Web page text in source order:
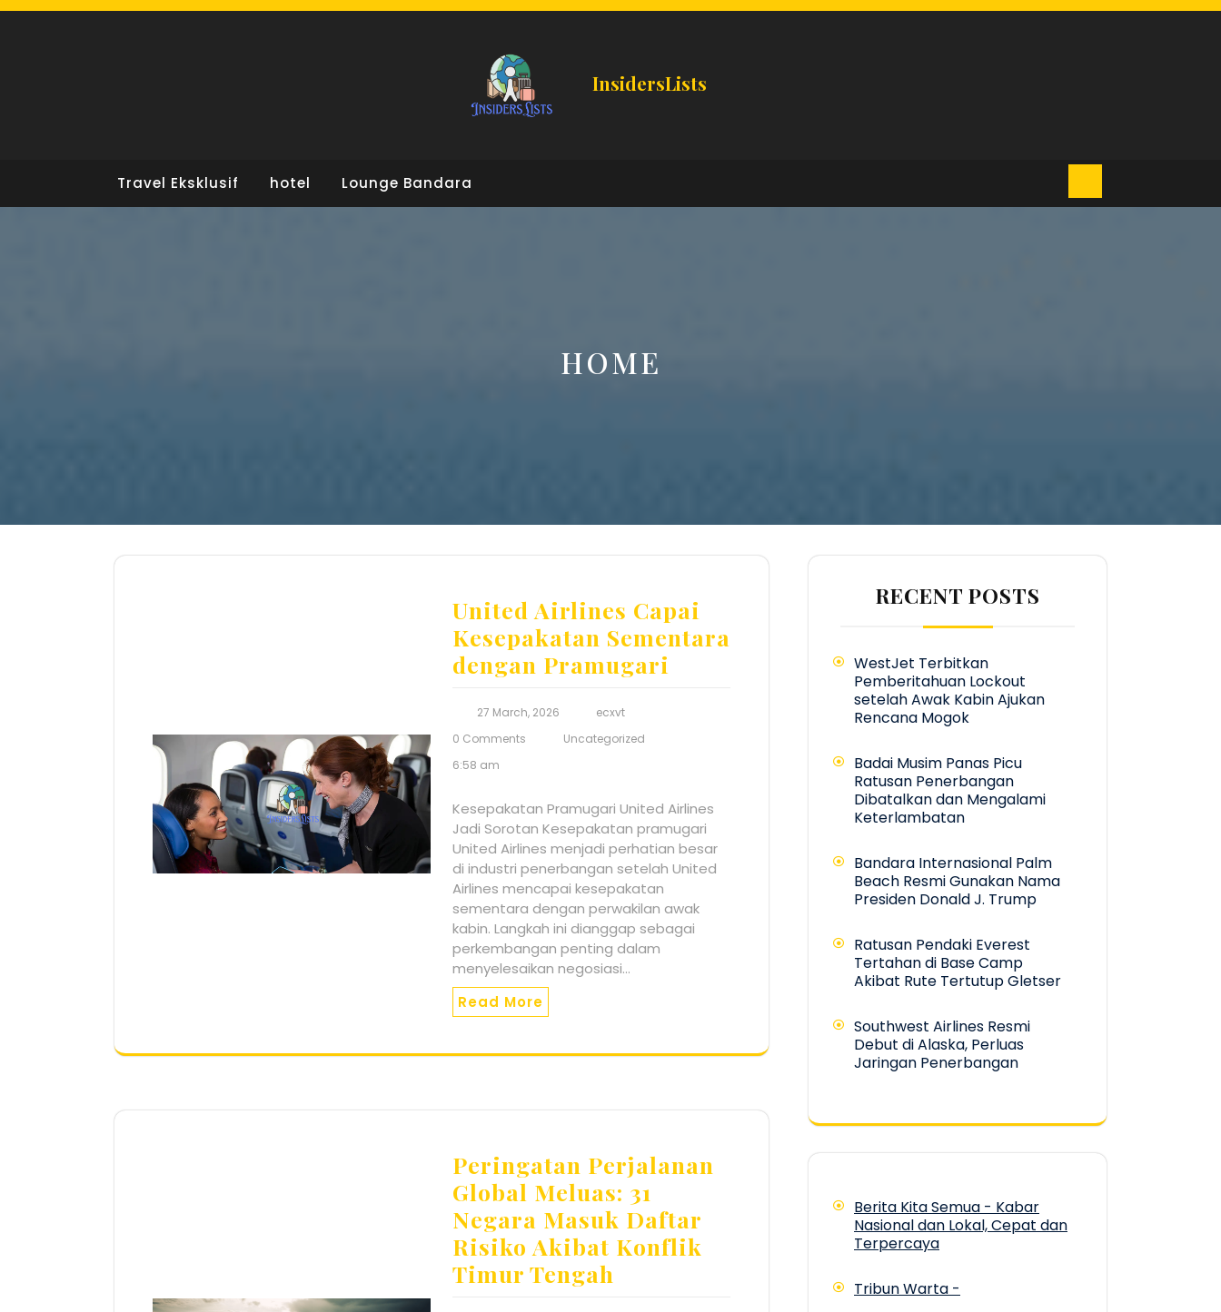
Skip
InsidersLists
Travel Eksklusif hotel Lounge Bandara
HOME
United Airlines Capai
Kesepakatan Sementara
dengan Pramugari
27 March, 2026
ecxvt
0 Comments
Uncategorized
6:58 am
Kesepakatan Pramugari United Airlines
Jadi Sorotan Kesepakatan pramugari
United Airlines menjadi perhatian besar
di industri penerbangan setelah United
Airlines mencapai kesepakatan
sementara dengan perwakilan awak
kabin. Langkah ini dianggap sebagai
perkembangan penting dalam
menyelesaikan negosiasi…
Read More
Peringatan Perjalanan
Global Meluas: 31
Negara Masuk Daftar
Risiko Akibat Konflik
Timur Tengah
RECENT POSTS
WestJet Terbitkan
Pemberitahuan Lockout
setelah Awak Kabin Ajukan
Rencana Mogok
Badai Musim Panas Picu
Ratusan Penerbangan
Dibatalkan dan Mengalami
Keterlambatan
Bandara Internasional Palm
Beach Resmi Gunakan Nama
Presiden Donald J. Trump
Ratusan Pendaki Everest
Tertahan di Base Camp
Akibat Rute Tertutup Gletser
Southwest Airlines Resmi
Debut di Alaska, Perluas
Jaringan Penerbangan
Berita Kita Semua - Kabar
Nasional dan Lokal, Cepat dan
Terpercaya
Tribun Warta -